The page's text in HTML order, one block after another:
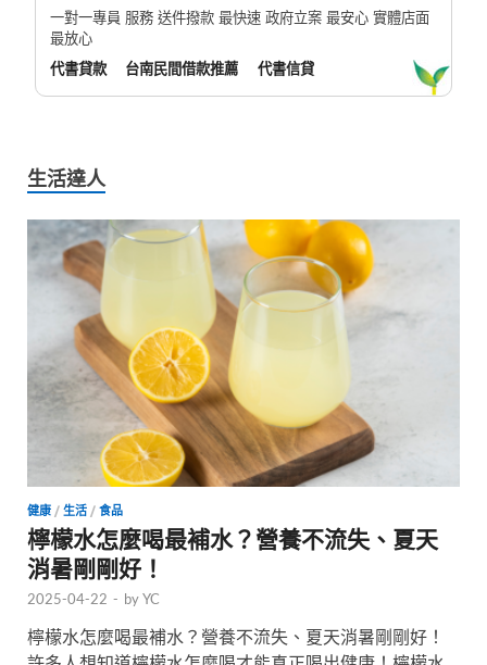
一對一專員 服務 送件撥款 最快速 政府立案 最安心 實體店面
最放心
代書貸款
台南民間借款推薦 代書信貸
生活達人
健康 / 生活 / 食品
檸檬水怎麼喝最補水？營養不流失、夏天
消暑剛剛好！
2025-04-22 - byYC
檸檬水怎麼喝最補水？營養不流失、夏天消暑剛剛好！